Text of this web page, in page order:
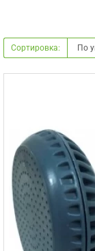
Сортировка: